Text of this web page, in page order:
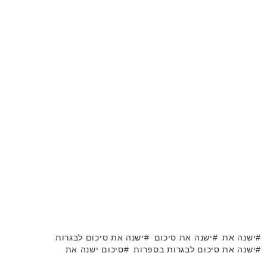
ישנה את ישנה את סיכום
ישנה את סיכום לבגרות
ישנה את סיכום לבגרות בספרות
סיכום ישנה את